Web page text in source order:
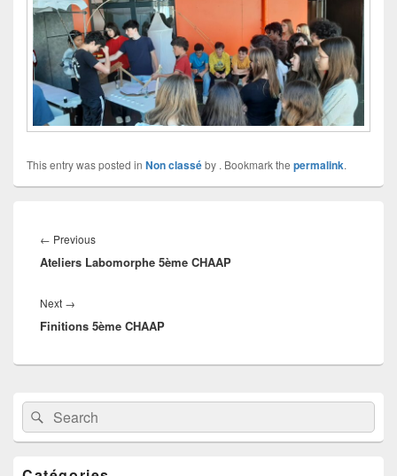
This entry was posted in Non classéby . Bookmark the permalink.
de
l’article
← PreviousPrevious
post:
Ateliers Labomorphe 5ème CHAAP
Next →
post:
Finitions 5ème CHAAP
Primary
Sidebar
Widget
Area
Search
for:
Search